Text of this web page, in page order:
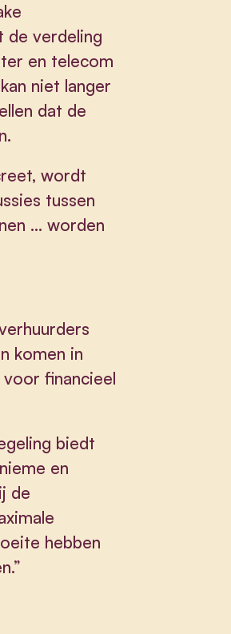
de verdeling
en telecom
niet langer
dat de
wordt
tussen
… worden
komen in
financieel
biedt
en
de
hebben